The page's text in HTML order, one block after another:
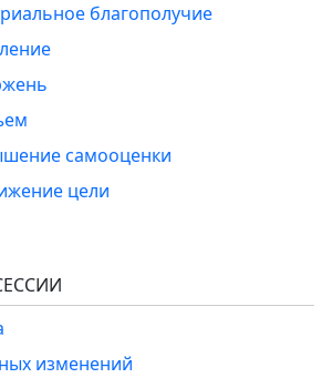
благополучие
самооценки
цели
изменений